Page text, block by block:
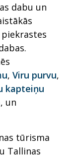
dabu un
, Viru purvu,
kapteiņu
, un
tūrisma
Tallinas